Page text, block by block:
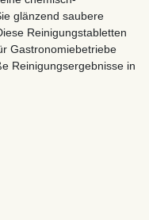
glänzend saubere
Reinigungstabletten
Gastronomiebetriebe
Reinigungsergebnisse in